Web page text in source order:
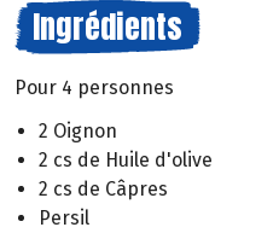
Ingrédients
Pour 4 personnes
2 Oignon
2 cs de Huile d'olive
2 cs de Câpres
Persil